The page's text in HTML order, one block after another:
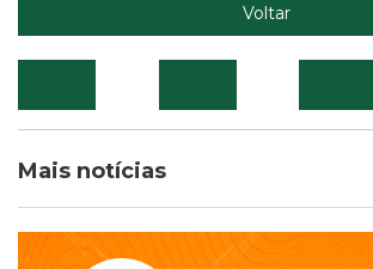
Voltar
Mais notícias